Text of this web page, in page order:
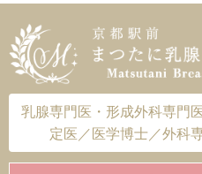
乳腺専門医・形成外科専門
定医／医学博士／外科